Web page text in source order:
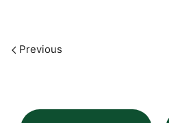
Previous